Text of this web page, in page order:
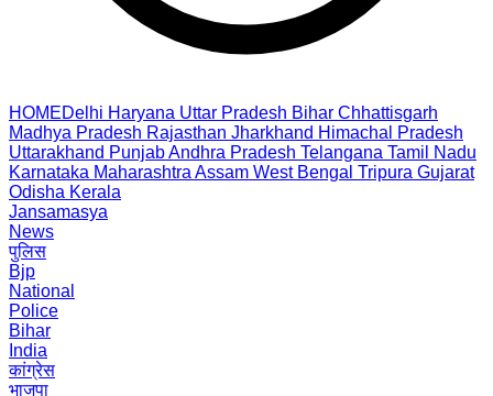
HOMEDelhi Haryana Uttar Pradesh Bihar Chhattisgarh
Madhya Pradesh Rajasthan Jharkhand Himachal Pradesh
Uttarakhand PunjabAndhra Pradesh Telangana Tamil Nadu
Karnataka Maharashtra Assam West Bengal Tripura Gujarat
Odisha Kerala
Jansamasya
News
पुलिस
Bjp
National
Police
Bihar
India
कांग्रेस
भाजपा